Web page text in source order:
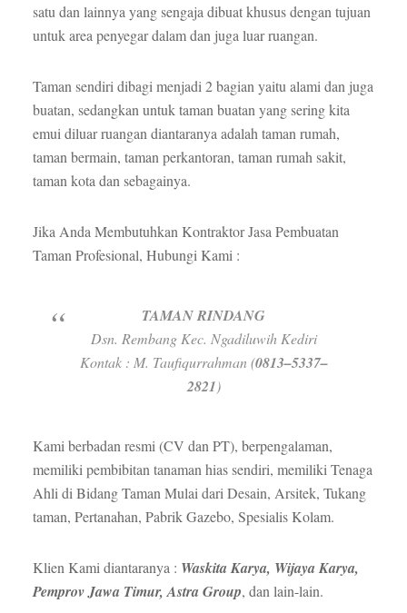
satu dan lainnya yang sengaja dibuat khusus dengan tujuan
untuk area penyegar dalam dan juga luar ruangan.
Taman sendiri dibagi menjadi 2 bagian yaitu alami dan juga
buatan, sedangkan untuk taman buatan yang sering kita
emui diluar ruangan diantaranya adalah taman rumah,
taman bermain, taman perkantoran, taman rumah sakit,
taman kota dan sebagainya.
Jika Anda Membutuhkan Kontraktor Jasa Pembuatan
Taman Profesional, Hubungi Kami :
TAMAN RINDANG
Dsn. Rembang Kec. Ngadiluwih Kediri
Kontak : M. Taufiqurrahman (0813–5337–
2821)
Kami berbadan resmi (CV dan PT), berpengalaman,
memiliki pembibitan tanaman hias sendiri, memiliki Tenaga
Ahli di Bidang Taman Mulai dari Desain, Arsitek, Tukang
taman, Pertanahan, Pabrik Gazebo, Spesialis Kolam.
Klien Kami diantaranya : Waskita Karya, Wijaya Karya,
Pemprov Jawa Timur, Astra Group, dan lain-lain.